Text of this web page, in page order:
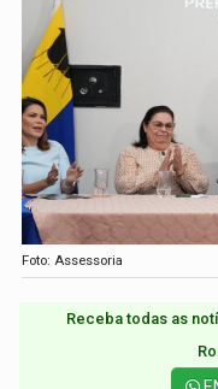
Foto: Assessoria
Receba todas as